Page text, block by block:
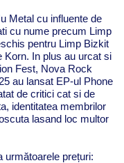
Metal cu influente de
cu nume precum Limp
pentru Limp Bizkit
Korn. In plus au urcat si
Fest, Nova Rock
au lansat EP-ul Phone
de critici cat si de
identitatea membrilor
lasand loc multor
următoarele prețuri: